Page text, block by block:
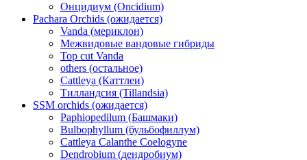
Онцидиум (Oncidium)
Pachara Orchids (ожидается)
Vanda (мериклон)
Межвидовые вандовые гибриды
Top cut Vanda
others (остальное)
Cattleya (Каттлеи)
Тилландсия (Tillandsia)
SSM orchids (ожидается)
Paphiopedilum (Башмаки)
Bulbophyllum (бульбофиллум)
Cattleya Calanthe Coelogyne
Dendrobium (дендробиум)